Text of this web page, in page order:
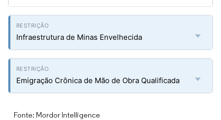
Infraestrutura de Minas Envelhecida
Emigração Crônica de Mão de Obra Qualificada
Fonte: Mordor Intelligence